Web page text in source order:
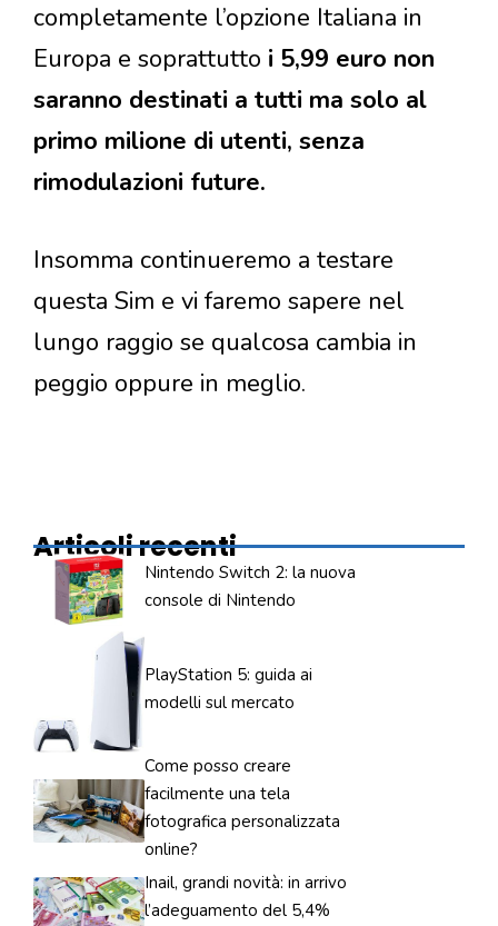
completamente l’opzione Italiana in
Europa e soprattutto i 5,99 euro non
saranno destinati a tutti ma solo al
primo milione di utenti, senza
rimodulazioni future.
Insomma continueremo a testare
questa Sim e vi faremo sapere nel
lungo raggio se qualcosa cambia in
peggio oppure in meglio.
Articoli recenti
Nintendo Switch 2: la nuova
console di Nintendo
PlayStation 5: guida ai
modelli sul mercato
Come posso creare
facilmente una tela
fotografica personalizzata
online?
Inail, grandi novità: in arrivo
l’adeguamento del 5,4%